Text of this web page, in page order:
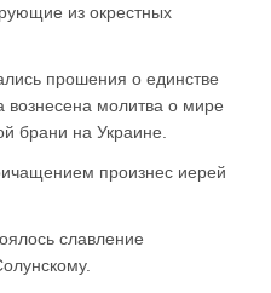
из окрестных
прошения о единстве
вознесена молитва о мире
брани на Украине.
произнес иерей
славление